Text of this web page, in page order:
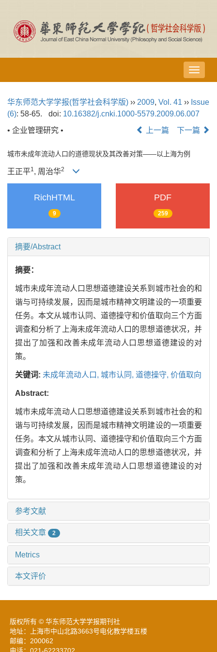
导
航
换
华东师范大学学报(哲学社会科学版) ›› 2009, Vol. 41 ›› Issue
(6): 58-65. doi: 10.16382/j.cnki.1000-5579.2009.06.007
• 企业管理研究 •
上一篇 下一篇
城市未成年流动人口的道德现状及其改善对策——以上海为例
王正平1 , 周治华2
RichHTML
9
PDF
259
摘要/Abstract
摘要：
城市未成年流动人口思想道德建设关系到城市社会的和
谐与可持续发展，因而是城市精神文明建设的一项重要
任务。本文从城市认同、道德操守和价值取向三个方面
调查和分析了上海未成年流动人口的思想道德状况，并
提出了加强和改善未成年流动人口思想道德建设的对
策。
关键词: 未成年流动人口, 城市认同, 道德操守, 价值取向
Abstract:
城市未成年流动人口思想道德建设关系到城市社会的和
谐与可持续发展，因而是城市精神文明建设的一项重要
任务。本文从城市认同、道德操守和价值取向三个方面
调查和分析了上海未成年流动人口的思想道德状况，并
提出了加强和改善未成年流动人口思想道德建设的对
策。
参考文献
相关文章 2
Metrics
本文评价
版权所有 © 华东师范大学学报期刊社
地址：上海市中山北路3663号电化教学楼五楼
邮编：200062